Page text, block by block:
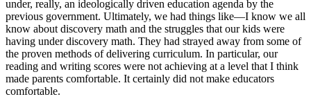
under, really, an ideologically driven education agenda by the
previous government. Ultimately, we had things like—I know we all
know about discovery math and the struggles that our kids were
having under discovery math. They had strayed away from some of
the proven methods of delivering curriculum. In particular, our
reading and writing scores were not achieving at a level that I think
made parents comfortable. It certainly did not make educators
comfortable.